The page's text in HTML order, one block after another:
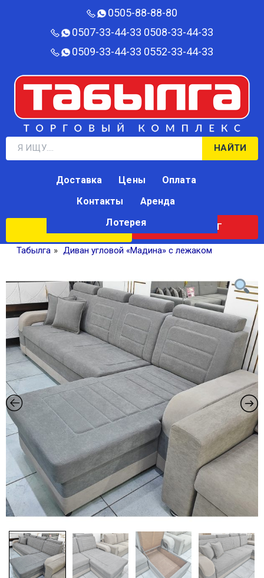
0505-88-88-80‬
0507-33-44-33 0508-33-44-33
0509-33-44-33 0552-33-44-33
НАЙТИ
КАТАЛОГ
Доставка Цены
Оплата
Контакты
Аренда
Лотерея
Табылга » Диван угловой «Мадина» с лежаком